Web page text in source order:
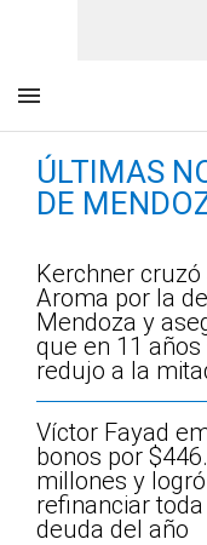
ÚLTIMAS
DE
Kerchner cruzó
Aroma por la
Mendoza y
que en 11 años
redujo a la
Víctor Fayad
bonos por
millones y logró
refinanciar
deuda del año